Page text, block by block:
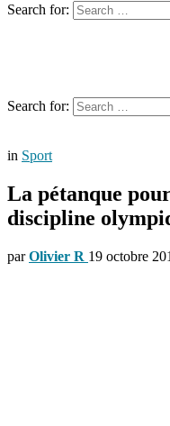
Search for:
Search for:
in Sport
La pétanque
discipline
par Olivier R 19 octobre